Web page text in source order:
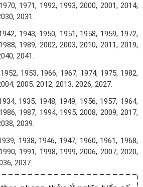
1971, 1992, 1993, 2000, 2001, 2014,
2031.
1943, 1950, 1951, 1958, 1959, 1972,
1989, 2002, 2003, 2010, 2011, 2019,
2041.
1953, 1966, 1967, 1974, 1975, 1982,
2005, 2012, 2013, 2026, 2027.
1935, 1948, 1949, 1956, 1957, 1964,
1987, 1994, 1995, 2008, 2009, 2017,
2039.
1938, 1946, 1947, 1960, 1961, 1968,
1991, 1998, 1999, 2006, 2007, 2020,
2037.